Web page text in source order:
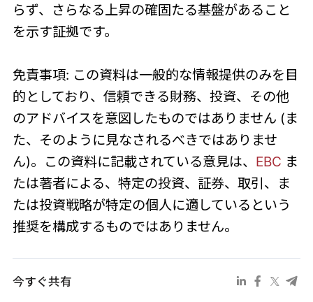
らず、さらなる上昇の確固たる基盤があること
を示す証拠です。
免責事項: この資料は一般的な情報提供のみを目
的としており、信頼できる財務、投資、その他
のアドバイスを意図したものではありません (ま
た、そのように見なされるべきではありませ
ん)。この資料に記載されている意見は、 EBC ま
たは著者による、特定の投資、証券、取引、ま
たは投資戦略が特定の個人に適しているという
推奨を構成するものではありません。
今すぐ共有